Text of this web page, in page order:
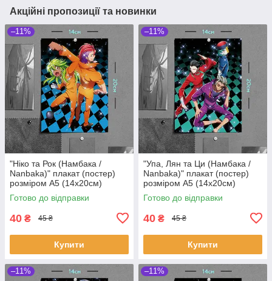
Акційні пропозиції та новинки
–11%
"Ніко та Рок (Намбака /
Nanbaka)" плакат (постер)
розміром А5 (14х20см)
Готово до відправки
40 ₴ 45 ₴
Купити
–11%
"Упа, Лян та Ци (Намбака /
Nanbaka)" плакат (постер)
розміром А5 (14х20см)
Готово до відправки
40 ₴ 45 ₴
Купити
–11% –11%